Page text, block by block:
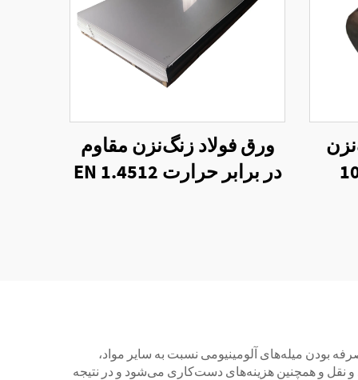
داغ 0.3-10
ورق فولاد زنگ‌نزن مقاوم
در برابر حرارت EN 1.4512
بودن میله‌های آلومینیومی نسبت به سایر مواد،
و نقل و همچنین هزینه‌های دست‌کاری می‌شود و در نتیجه